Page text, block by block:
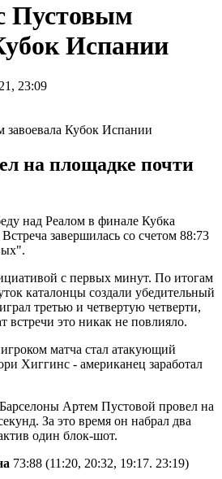
Пустовым
Испании
23:09
на площадке почти
над Реалом в финале Кубка
завершилась со счетом 88:73
с первых минут. По итогам
каталонцы создали убедительный
третью и четвертую четверти,
встречи это никак не повлияло.
матча стал атакующий
Хиггинс - американец заработал
Артем Пустовой провел на
За это время он набрал два
один блок-шот.
73:88 (11:20, 20:32, 19:17. 23:19)